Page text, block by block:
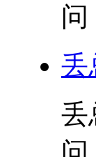
问
丢
丢